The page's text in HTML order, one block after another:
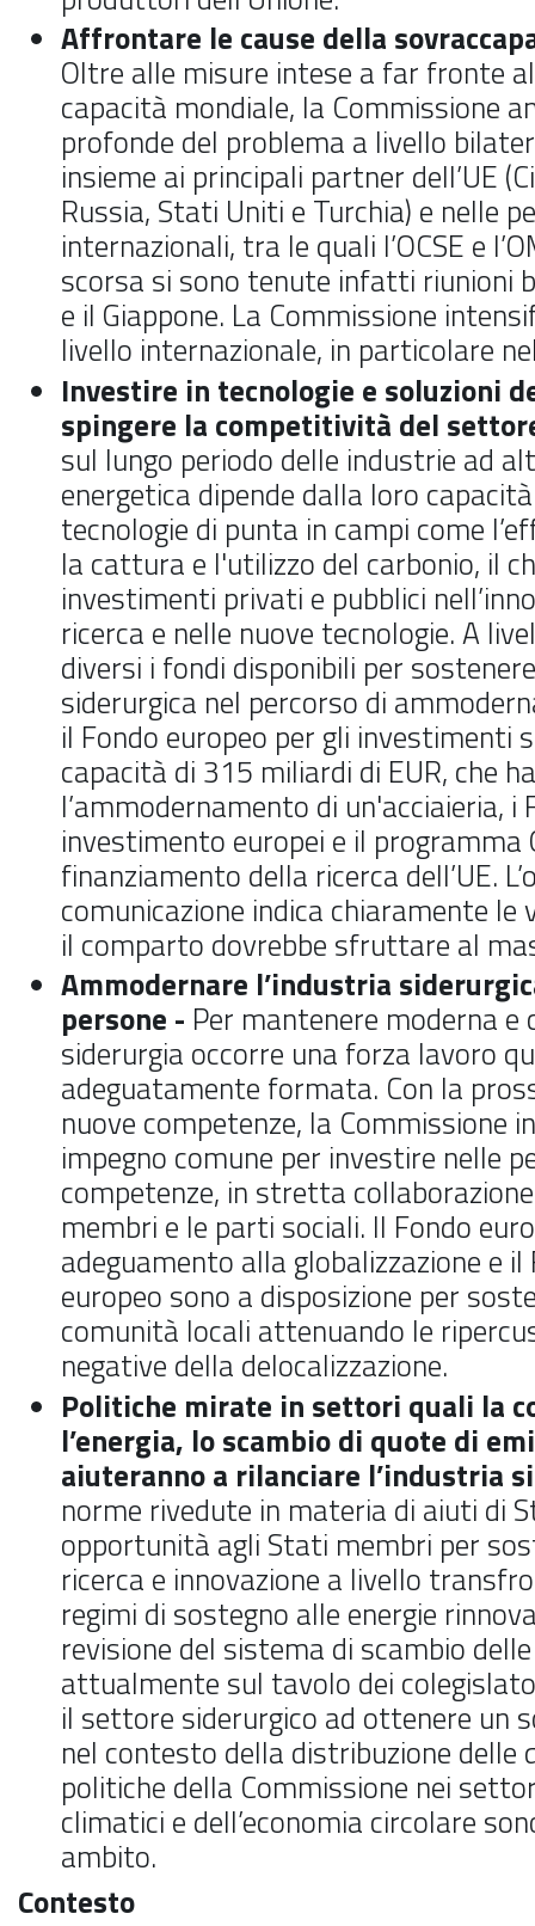
Affrontare le cause della
Oltre alle misure intese a far fronte
capacità mondiale, la Commissione
profonde del problema a livello
insieme ai principali partner dell’UE
Russia, Stati Uniti e Turchia) e nelle
internazionali, tra le quali l’OCSE e
scorsa si sono tenute infatti riunioni
e il Giappone. La Commissione
livello internazionale, in particolare
Investire in tecnologie e soluzioni
spingere la competitività del
sul lungo periodo delle industrie ad
energetica dipende dalla loro
tecnologie di punta in campi come
la cattura e l'utilizzo del carbonio, il
investimenti privati e pubblici
ricerca e nelle nuove tecnologie. A
diversi i fondi disponibili per
siderurgica nel percorso di
il Fondo europeo per gli investimenti
capacità di 315 miliardi di EUR, che
l’ammodernamento di un'acciaieria,
investimento europei e il programma
finanziamento della ricerca dell’UE.
comunicazione indica chiaramente le
il comparto dovrebbe sfruttare al
Ammodernare l’industria
persone - Per mantenere moderna
siderurgia occorre una forza lavoro
adeguatamente formata. Con la
nuove competenze, la Commissione
impegno comune per investire nelle
competenze, in stretta
membri e le parti sociali. Il Fondo
adeguamento alla globalizzazione e il
europeo sono a disposizione per
comunità locali attenuando le
negative della delocalizzazione.
Politiche mirate in settori quali la
l’energia, lo scambio di quote di
aiuteranno a rilanciare l’industria
norme rivedute in materia di aiuti di
opportunità agli Stati membri per
ricerca e innovazione a livello
regimi di sostegno alle energie
revisione del sistema di scambio
attualmente sul tavolo dei
il settore siderurgico ad ottenere un
nel contesto della distribuzione delle
politiche della Commissione nei
climatici e dell’economia circolare
ambito.
Contesto